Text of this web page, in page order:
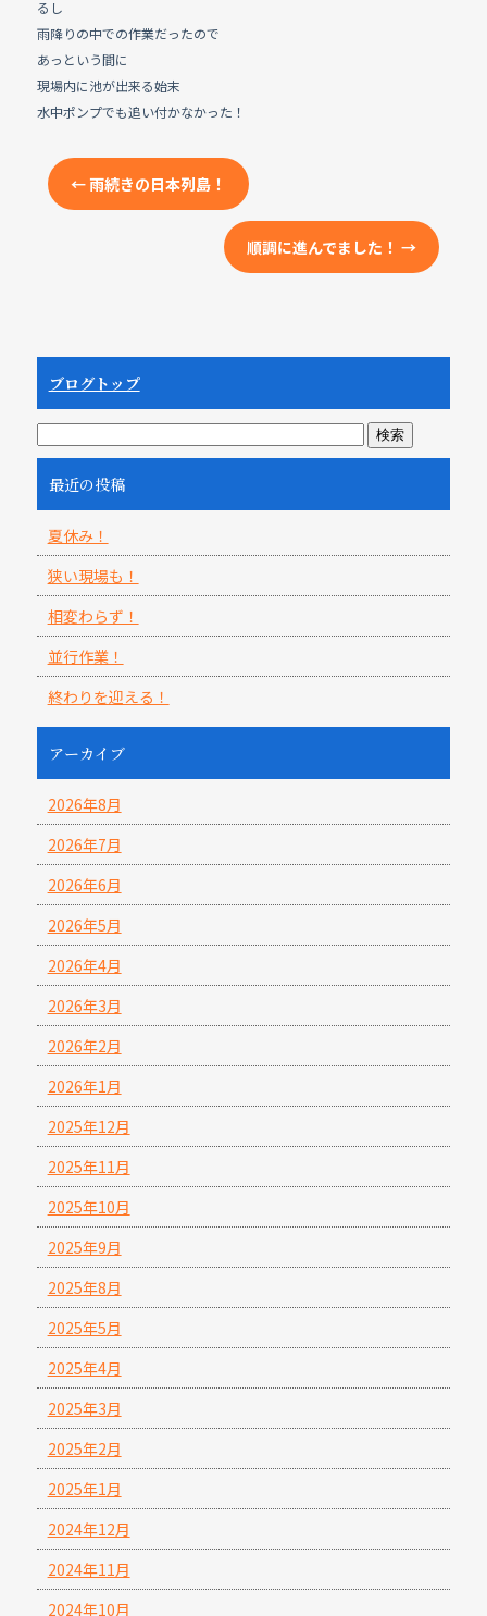
るし
雨降りの中での作業だったので
あっという間に
現場内に池が出来る始末
水中ポンプでも追い付かなかった！
←雨続きの日本列島！
順調に進んでました！→
ブログトップ
最近の投稿
夏休み！
狭い現場も！
相変わらず！
並行作業！
終わりを迎える！
アーカイブ
2026年8月
2026年7月
2026年6月
2026年5月
2026年4月
2026年3月
2026年2月
2026年1月
2025年12月
2025年11月
2025年10月
2025年9月
2025年8月
2025年5月
2025年4月
2025年3月
2025年2月
2025年1月
2024年12月
2024年11月
2024年10月